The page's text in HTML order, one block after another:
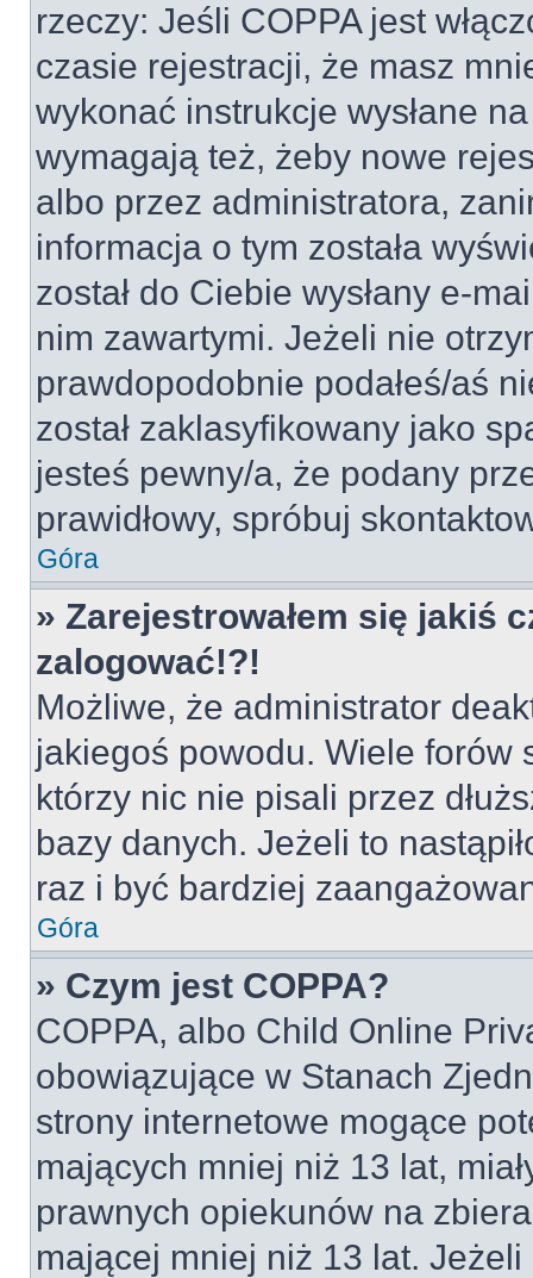
rzeczy: Jeśli COPPA jest
czasie rejestracji, że masz
wykonać instrukcje wysłane
wymagają też, żeby nowe
albo przez administratora,
informacja o tym została
został do Ciebie wysłany e-
nim zawartymi. Jeżeli nie
prawdopodobnie podałeś/aś
został zaklasyfikowany jako
jesteś pewny/a, że podany
prawidłowy, spróbuj
Góra
» Zarejestrowałem się jakiś
zalogować!?!
Możliwe, że administrator
jakiegoś powodu. Wiele forów
którzy nic nie pisali przez
bazy danych. Jeżeli to
raz i być bardziej
Góra
» Czym jest COPPA?
COPPA, albo Child Online
obowiązujące w Stanach
strony internetowe mogące
mających mniej niż 13 lat,
prawnych opiekunów na
mającej mniej niż 13 lat.